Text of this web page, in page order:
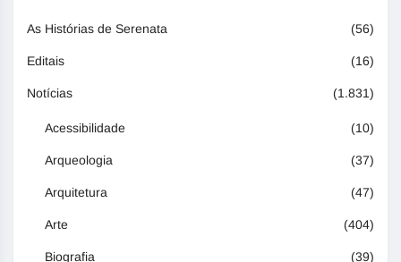
As Histórias de Serenata (56)
Editais (16)
Notícias (1.831)
Acessibilidade (10)
Arqueologia (37)
Arquitetura (47)
Arte (404)
Biografia (39)